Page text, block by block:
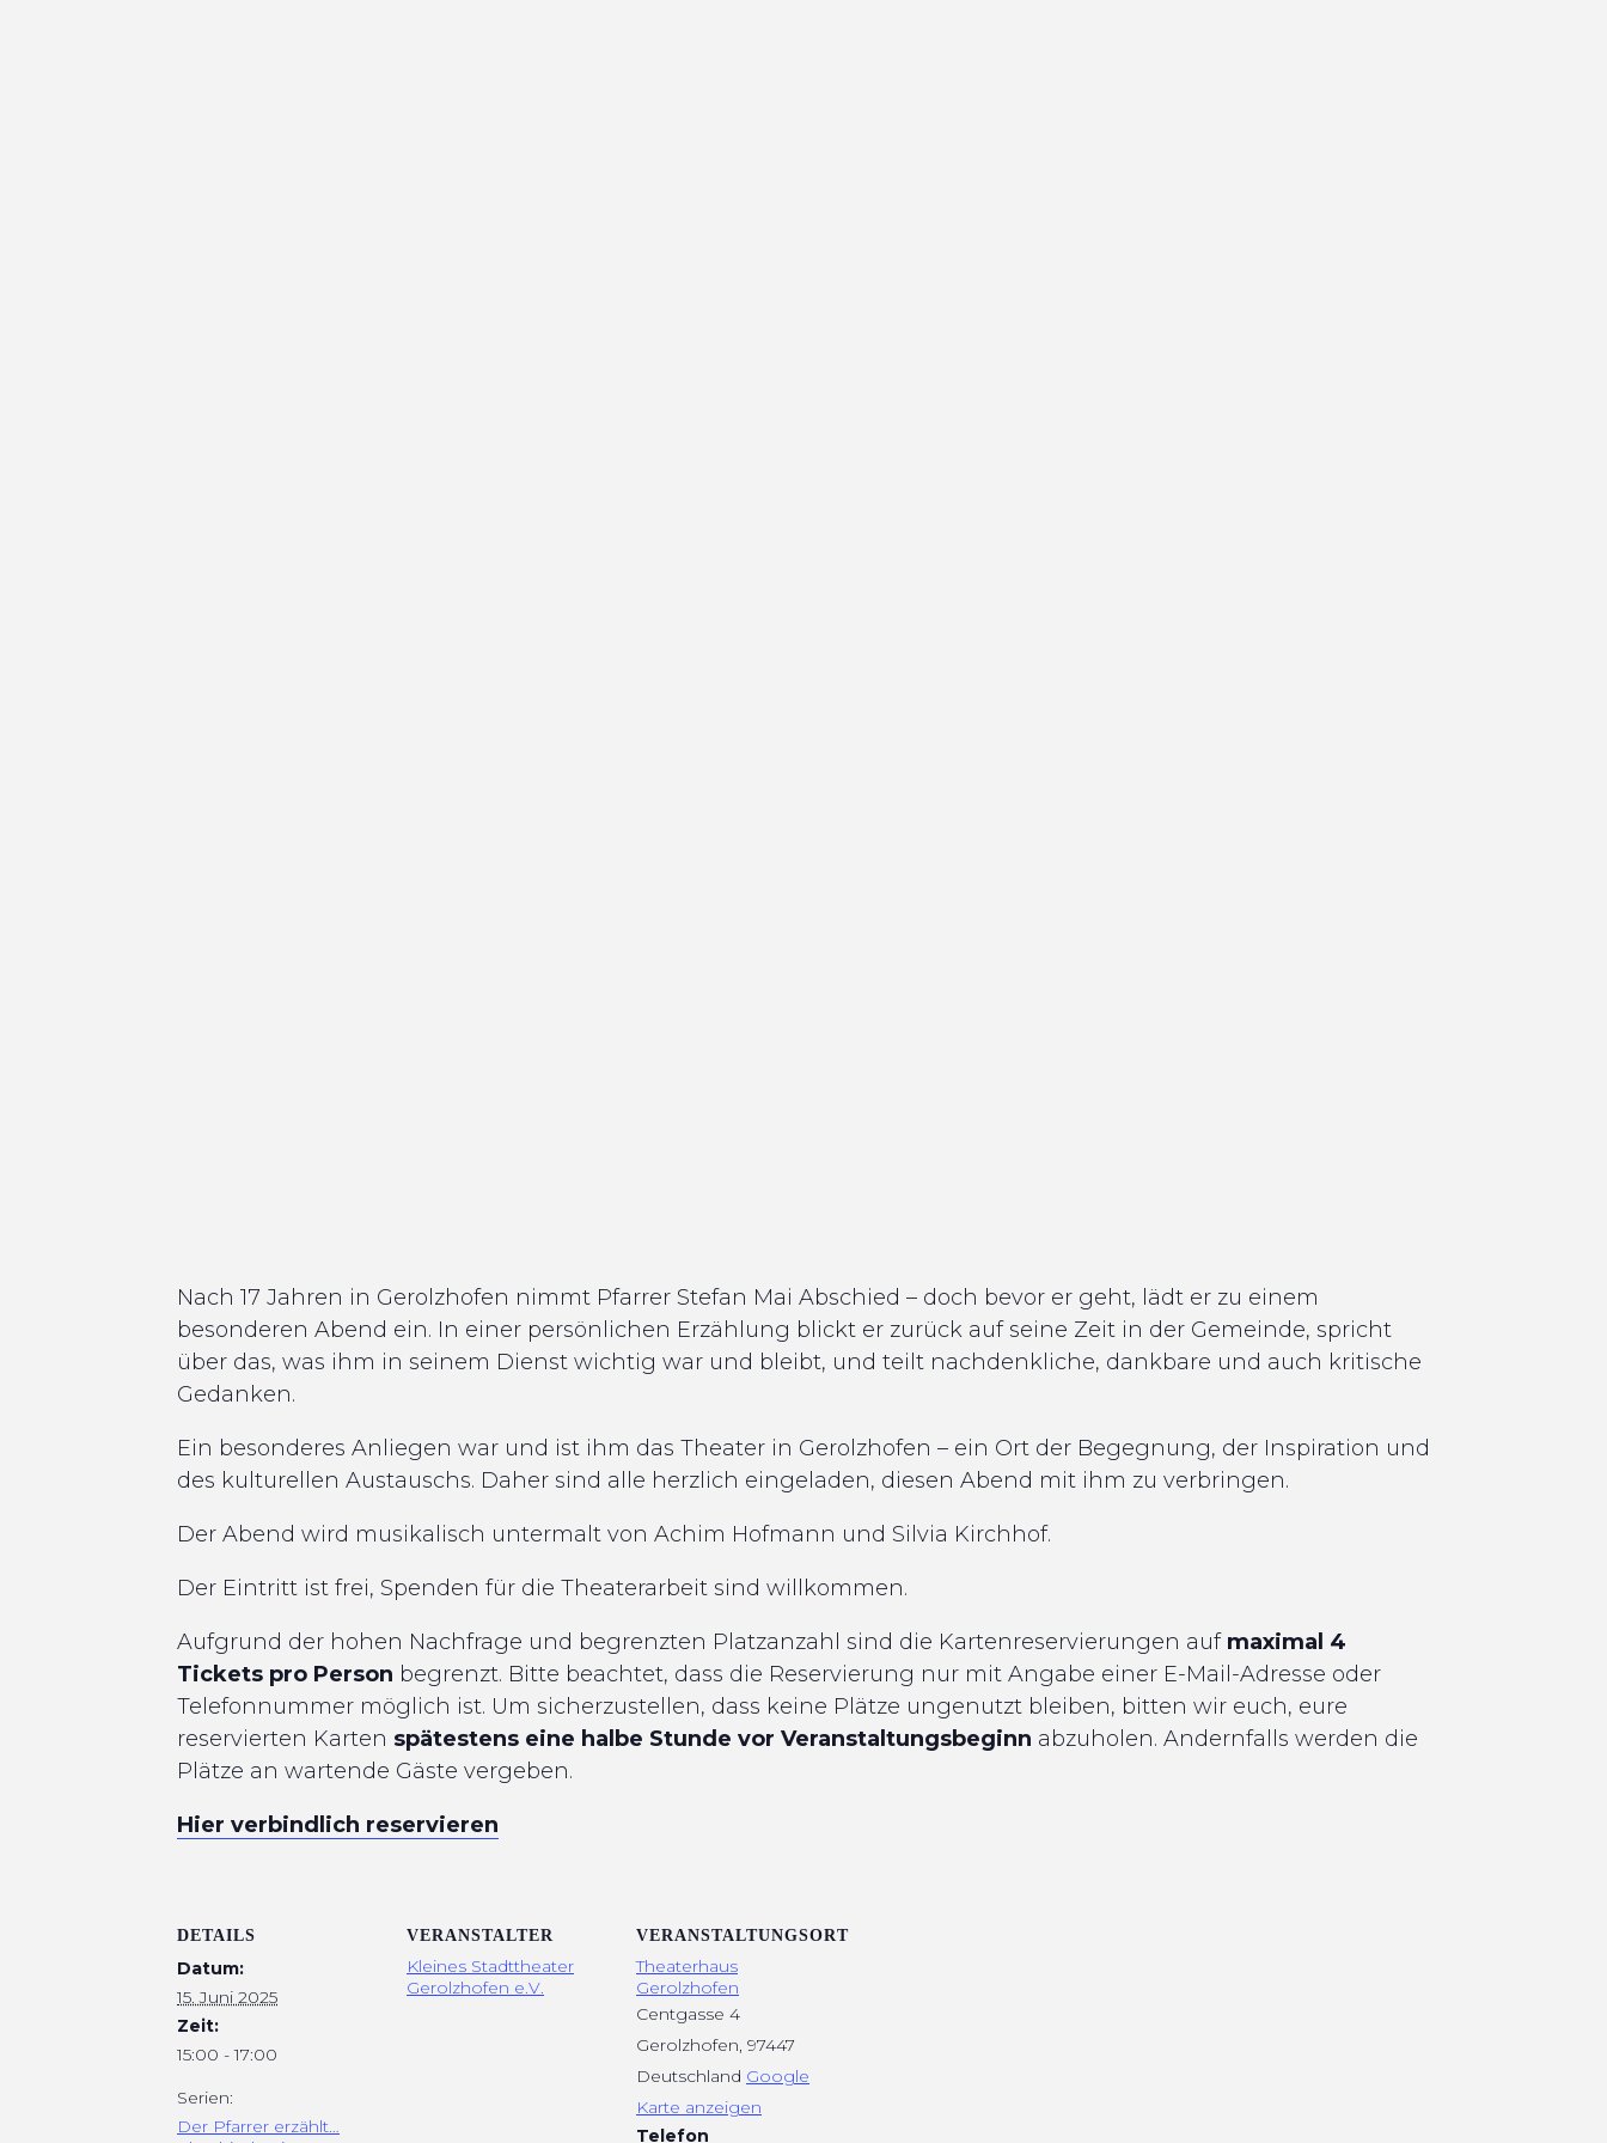
Nach 17 Jahren in Gerolzhofen nimmt Pfarrer Stefan Mai Abschied – doch bevor er geht, lädt er zu einem
besonderen Abend ein. In einer persönlichen Erzählung blickt er zurück auf seine Zeit in der Gemeinde, spricht
über das, was ihm in seinem Dienst wichtig war und bleibt, und teilt nachdenkliche, dankbare und auch kritische
Gedanken.
Ein besonderes Anliegen war und ist ihm das Theater in Gerolzhofen – ein Ort der Begegnung, der Inspiration und
des kulturellen Austauschs. Daher sind alle herzlich eingeladen, diesen Abend mit ihm zu verbringen.
Der Abend wird musikalisch untermalt von Achim Hofmann und Silvia Kirchhof.
Der Eintritt ist frei, Spenden für die Theaterarbeit sind willkommen.
Aufgrund der hohen Nachfrage und begrenzten Platzanzahl sind die Kartenreservierungen auf maximal 4
Tickets pro Person begrenzt. Bitte beachtet, dass die Reservierung nur mit Angabe einer E-Mail-Adresse oder
Telefonnummer möglich ist. Um sicherzustellen, dass keine Plätze ungenutzt bleiben, bitten wir euch, eure
reservierten Karten spätestens eine halbe Stunde vor Veranstaltungsbeginn abzuholen. Andernfalls werden die
Plätze an wartende Gäste vergeben.
Hier verbindlich reservieren
DETAILS
Datum:
15. Juni 2025
Zeit:
15:00 - 17:00
Serien:
Der Pfarrer erzählt…
VERANSTALTER
Kleines Stadttheater
Gerolzhofen e.V.
VERANSTALTUNGSORT
Theaterhaus
Gerolzhofen
Centgasse 4
Gerolzhofen, 97447
Deutschland Google
Karte anzeigen
Telefon